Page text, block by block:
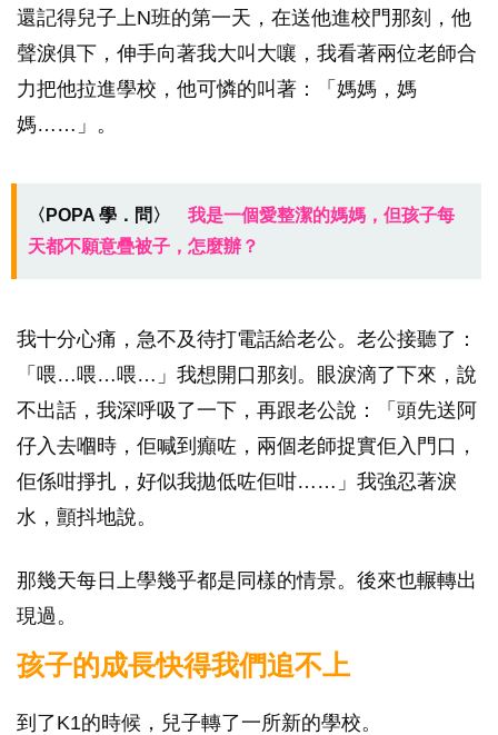
還記得兒子上N班的第一天，在送他進校門那刻，他
聲淚俱下，伸手向著我大叫大嚷，我看著兩位老師合
力把他拉進學校，他可憐的叫著：「媽媽，媽
媽……」。
〈POPA 學．問〉
我是一個愛整潔的媽媽，但孩子每
天都不願意疊被子，怎麼辦？
我十分心痛，急不及待打電話給老公。老公接聽了：
「喂…喂…喂…」我想開口那刻。眼淚滴了下來，說
不出話，我深呼吸了一下，再跟老公說：「頭先送阿
仔入去嗰時，佢喊到癲咗，兩個老師捉實佢入門口，
佢係咁掙扎，好似我拋低咗佢咁……」我強忍著淚
水，顫抖地說。
那幾天每日上學幾乎都是同樣的情景。後來也輾轉出
現過。
孩子的成長快得我們追不上
到了K1的時候，兒子轉了一所新的學校。